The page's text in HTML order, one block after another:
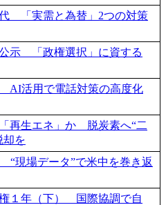
「実需と為替」2つの対策
示 「政権選択」に資する
AI活用で電話対策の高度化
「再生エネ」か 脱炭素へ“二
却を
現場データ”で米中を巻き返
権１年（下） 国際協調で自